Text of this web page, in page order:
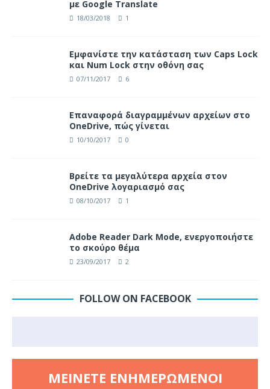
με Google Translate
18/03/2018 1
Eμφανίστε την κατάσταση των Caps Lock
και Num Lock στην οθόνη σας
07/11/2017 6
Επαναφορά διαγραμμένων αρχείων στο
OneDrive, πώς γίνεται
10/10/2017 0
Βρείτε τα μεγαλύτερα αρχεία στον
OneDrive λογαριασμό σας
08/10/2017 1
Adobe Reader Dark Mode, ενεργοποιήστε
το σκούρο θέμα
23/09/2017 2
FOLLOW ON FACEBOOK
ΜΕΊΝΕΤΕ ΕΝΗΜΕΡΩΜΈΝΟΙ